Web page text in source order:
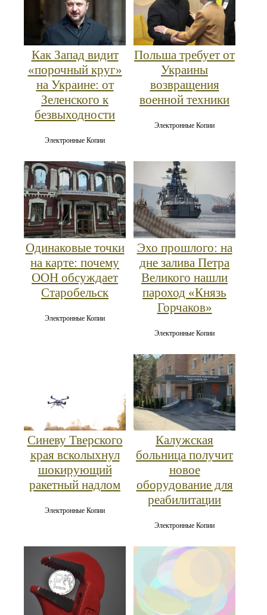
Как Запад видит
«порочный круг»
на Украине: от
Зеленского к
безвыходности
Электронные Копии
Польша требует от
Украины
возвращения
военной техники
Электронные Копии
Одинаковые точки
на карте: почему
ООН обсуждает
Старобельск
Электронные Копии
Эхо прошлого: на
дне залива Петра
Великого нашли
пароход «Князь
Горчаков»
Электронные Копии
Синеву Тверского
края всколыхнул
шокирующий
ракетный надлом
Электронные Копии
Калужская
больница получит
новое
оборудование для
реабилитации
Электронные Копии